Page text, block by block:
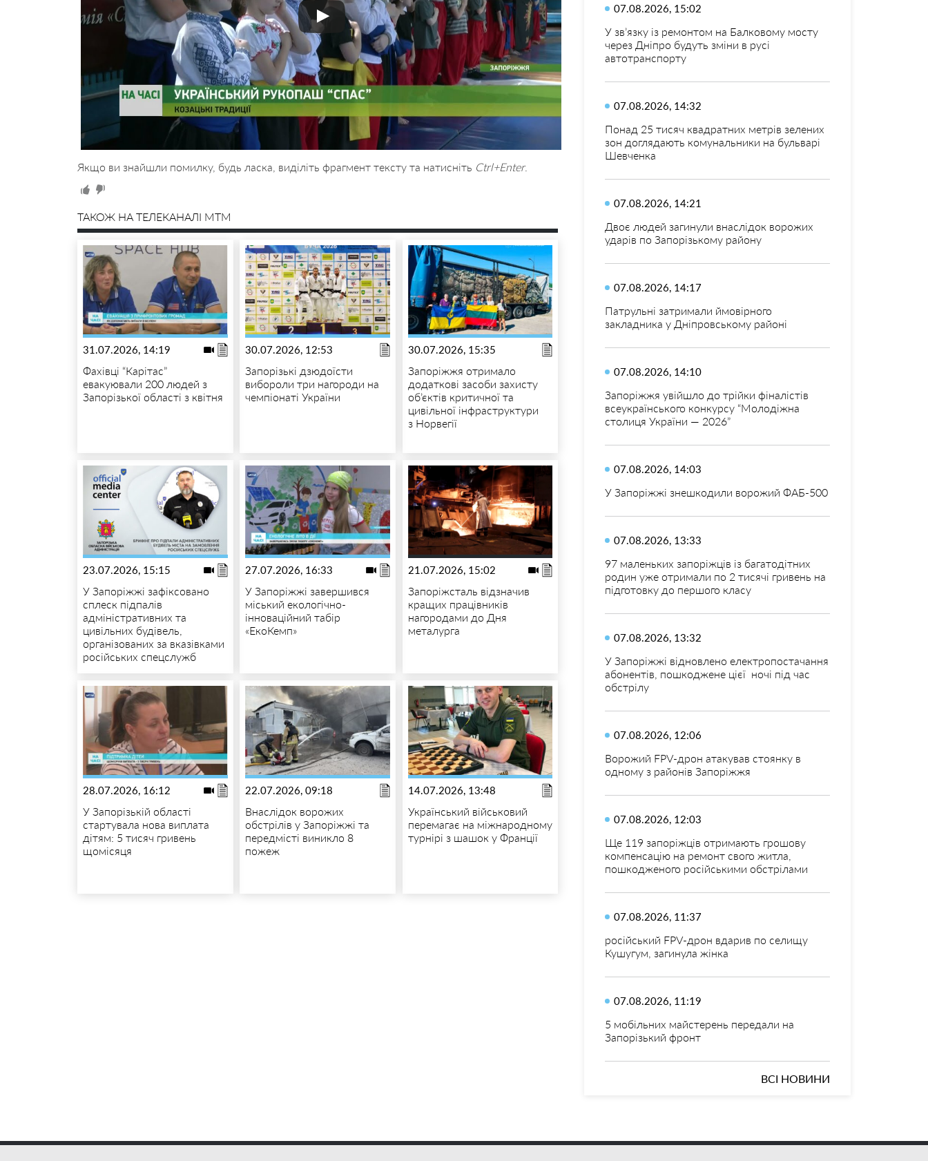
Якщо ви знайшли помилку, будь ласка, виділіть фрагмент тексту та натисніть Ctrl+Enter.
ТАКОЖ НА ТЕЛЕКАНАЛІ MTM
31.07.2026, 14:19
Фахівці “Карітас”
евакуювали 200 людей з
Запорізької області з квітня
30.07.2026, 12:53
Запорізькі дзюдоїсти
вибороли три нагороди на
чемпіонаті України
30.07.2026, 15:35
Запоріжжя отримало
додаткові засоби захисту
об’єктів критичної та
цивільної інфраструктури
з Норвегії
23.07.2026, 15:15
У Запоріжжі зафіксовано
сплеск підпалів
адміністративних та
цивільних будівель,
організованих за вказівками
російських спецслужб
27.07.2026, 16:33
У Запоріжжі завершився
міський екологічно-
інноваційний табір
«ЕкоКемп»
21.07.2026, 15:02
Запоріжсталь відзначив
кращих працівників
нагородами до Дня
металурга
28.07.2026, 16:12
У Запорізькій області
стартувала нова виплата
дітям: 5 тисяч гривень
щомісяця
22.07.2026, 09:18
Внаслідок ворожих
обстрілів у Запоріжжі та
передмісті виникло 8
пожеж
14.07.2026, 13:48
Український військовий
перемагає на міжнародному
турнірі з шашок у Франції
07.08.2026, 15:02
У зв’язку із ремонтом на Балковому мосту
через Дніпро будуть зміни в русі
автотранспорту
07.08.2026, 14:32
Понад 25 тисяч квадратних метрів зелених
зон доглядають комунальники на бульварі
Шевченка
07.08.2026, 14:21
Двоє людей загинули внаслідок ворожих
ударів по Запорізькому району
07.08.2026, 14:17
Патрульні затримали ймовірного
закладника у Дніпровському районі
07.08.2026, 14:10
Запоріжжя увійшло до трійки фіналістів
всеукраїнського конкурсу “Молодіжна
столиця України — 2026”
07.08.2026, 14:03
У Запоріжжі знешкодили ворожий ФАБ-500
07.08.2026, 13:33
97 маленьких запоріжців із багатодітних
родин уже отримали по 2 тисячі гривень на
підготовку до першого класу
07.08.2026, 13:32
У Запоріжжі відновлено електропостачання
абонентів, пошкоджене цієї ночі під час
обстрілу
07.08.2026, 12:06
Ворожий FPV-дрон атакував стоянку в
одному з районів Запоріжжя
07.08.2026, 12:03
Ще 119 запоріжців отримають грошову
компенсацію на ремонт свого житла,
пошкодженого російськими обстрілами
07.08.2026, 11:37
російський FPV-дрон вдарив по селищу
Кушугум, загинула жінка
07.08.2026, 11:19
5 мобільних майстерень передали на
Запорізький фронт
ВСІ НОВИНИ